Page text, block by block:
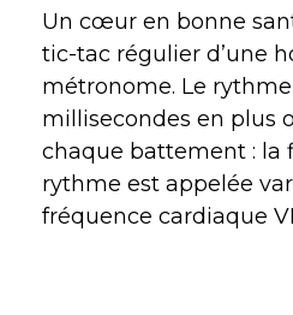
Un cœur en bonne
tic-tac régulier d’une
métronome. Le
millisecondes en plus
chaque battement : la
rythme est appelée
fréquence cardiaque